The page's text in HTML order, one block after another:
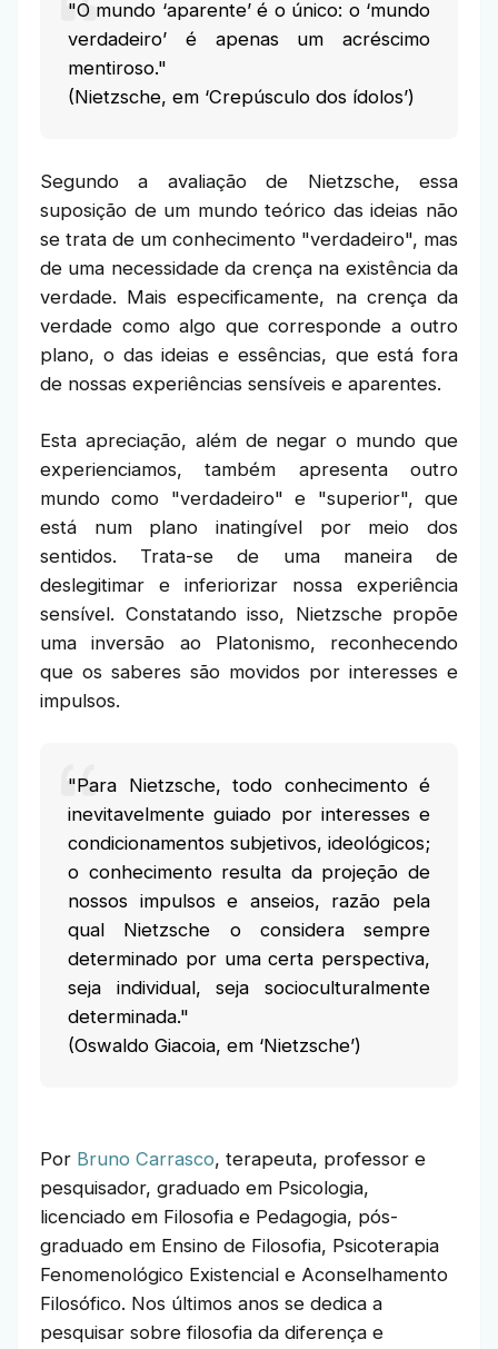
"O mundo ‘aparente’ é o único: o ‘mundo
verdadeiro’ é apenas um acréscimo
mentiroso."
(Nietzsche, em ‘Crepúsculo dos ídolos’)
Segundo a avaliação de Nietzsche, essa
suposição de um mundo teórico das ideias não
se trata de um conhecimento "verdadeiro", mas
de uma necessidade da crença na existência da
verdade. Mais especificamente, na crença da
verdade como algo que corresponde a outro
plano, o das ideias e essências, que está fora
de nossas experiências sensíveis e aparentes.
Esta apreciação, além de negar o mundo que
experienciamos, também apresenta outro
mundo como "verdadeiro" e "superior", que
está num plano inatingível por meio dos
sentidos. Trata-se de uma maneira de
deslegitimar e inferiorizar nossa experiência
sensível. Constatando isso, Nietzsche propõe
uma inversão ao Platonismo, reconhecendo
que os saberes são movidos por interesses e
impulsos.
"Para Nietzsche, todo conhecimento é
inevitavelmente guiado por interesses e
condicionamentos subjetivos, ideológicos;
o conhecimento resulta da projeção de
nossos impulsos e anseios, razão pela
qual Nietzsche o considera sempre
determinado por uma certa perspectiva,
seja individual, seja socioculturalmente
determinada."
(Oswaldo Giacoia, em ‘Nietzsche’)
Por Bruno Carrasco, terapeuta, professor e
pesquisador, graduado em Psicologia,
licenciado em Filosofia e Pedagogia, pós-
graduado em Ensino de Filosofia, Psicoterapia
Fenomenológico Existencial e Aconselhamento
Filosófico. Nos últimos anos se dedica a
pesquisar sobre filosofia da diferença e